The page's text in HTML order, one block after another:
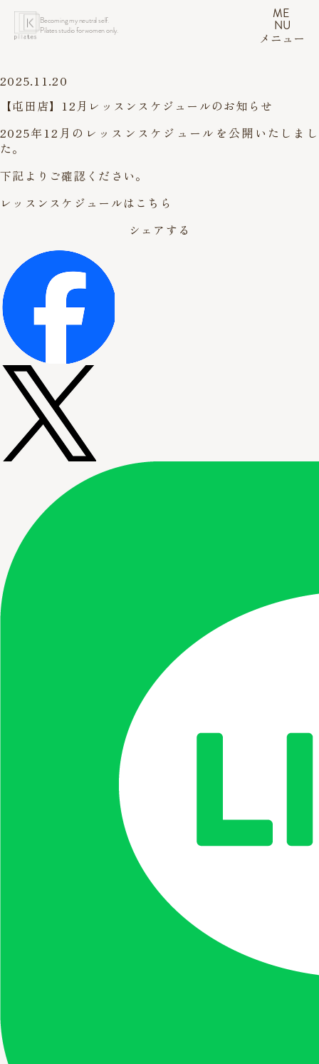
Becoming my neutral self.
Pilates studio for women only.
ME
NU
メニュー
2025.11.20
【屯田店】12月レッスンスケジュールのお知らせ
2025年12月のレッスンスケジュールを公開いたしまし
た。
下記よりご確認ください。
レッスンスケジュールはこちら
シェアする